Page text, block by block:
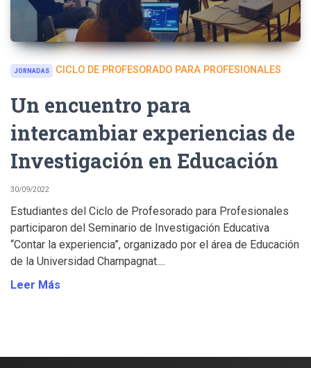
JORNADAS CICLO DE PROFESORADO PARA PROFESIONALES
Un encuentro para
intercambiar experiencias de
Investigación en Educación
30/09/2022
Estudiantes del Ciclo de Profesorado para Profesionales
participaron del Seminario de Investigación Educativa
“Contar la experiencia”, organizado por el área de Educación
de la Universidad Champagnat....
Leer Más